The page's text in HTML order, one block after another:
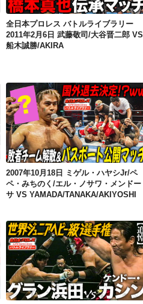
全日本プロレス バトルライブラリー
2011年2月6日 武藤敬司/大谷晋二郎 VS
船木誠勝/AKIRA
2007年10月18日 ミゲル・ハヤシJr/ペペ・みちのく/エル・ノサワ・メンドーサ VS YAMADA/TANAKA/AKIYOSHI
2007年10月18日 ミゲル・ハヤシJr/ペ
ペ・みちのく/エル・ノサワ・メンドー
サ VS YAMADA/TANAKA/AKIYOSHI
全日本プロレス バトルライブラリー 2002年7月17日 世界ジュニアヘビー級選手権 ケンドー・カシン VS グラン浜田